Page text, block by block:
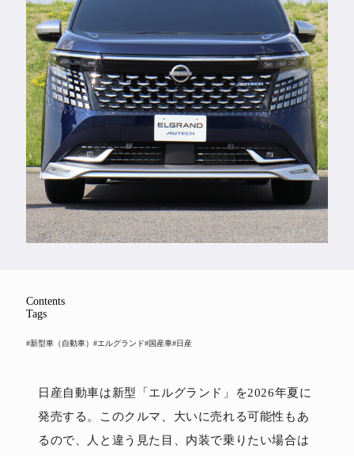
特集&連載記事
Feature
Series
Contents
Tags
#新型車（自動車） #エルグランド#国産車#日産
日産自動車は新型「エルグランド」を2026年夏に
発売する。このクルマ、大いに売れる可能性もあ
るので、人と違う見た目、内装で乗りたい場合は